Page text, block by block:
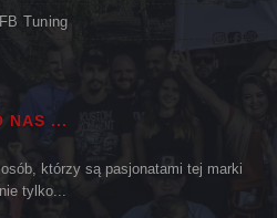
Tuning
NAS ...
którzy są pasjonatami tej marki
tylko...